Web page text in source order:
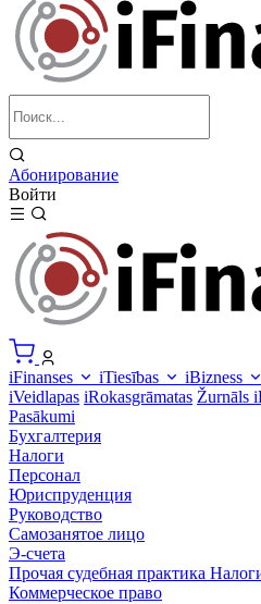
Абонирование
Войти
iFinanses iTiesības
iBizness
iVeidlapas iRokasgrāmatas Žurnāls
Pasākumi
Бухгалтерия
Налоги
Персонал
Юриспруденция
Руководство
Самозанятое лицо
Э-счета
Прочая судебная практика
Коммерческое право